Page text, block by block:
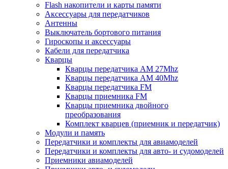
Flash накопители и карты памяти
Аксессуары для передатчиков
Антенны
Выключатель бортового питания
Гироскопы и аксессуары
Кабели для передатчика
Кварцы
Кварцы передатчика AM 27Mhz
Кварцы передатчика AM 40Mhz
Кварцы передатчика FM
Кварцы приемника FM
Кварцы приемника двойного
преобразования
Комплект кварцев (приемник и передатчик)
Модули и память
Передатчики и комплекты для авиамоделей
Передатчики и комплекты для авто- и судомоделей
Приемники авиамоделей